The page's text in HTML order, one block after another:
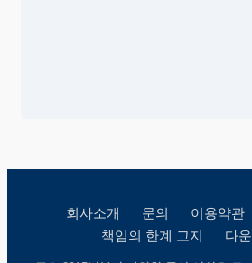
회사소개 문의 이용약관
책임의 한계 고지
다